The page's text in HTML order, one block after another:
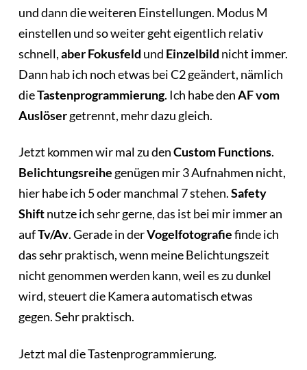
und dann die weiteren Einstellungen. Modus M
einstellen und so weiter geht eigentlich relativ
schnell,aberFokusfeld und Einzelbild nicht immer.
Dann hab ich noch etwas bei C2 geändert, nämlich
dieTastenprogrammierung. Ich habe denAF vom
Auslösergetrennt, mehr dazu gleich.
Jetzt kommen wir mal zu denCustom Functions.
Belichtungsreihe genügen mir 3 Aufnahmen nicht,
hier habe ich 5 oder manchmal 7 stehen.Safety
Shiftnutze ich sehr gerne, das ist bei mir immer an
aufTv/Av. Gerade in derVogelfotografiefinde ich
das sehr praktisch, wenn meine Belichtungszeit
nicht genommen werden kann, weil es zu dunkel
wird, steuert die Kamera automatisch etwas
gegen. Sehr praktisch.
Jetzt mal die Tastenprogrammierung.